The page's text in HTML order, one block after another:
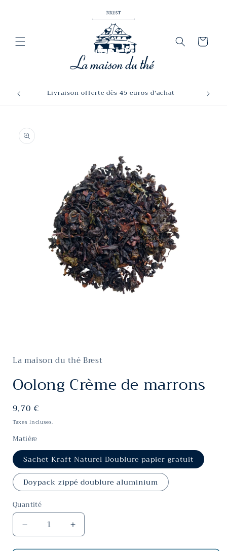
Panier
Livraison offerte dès 45 euros d'achat
informations
produits
1
fenêtre
modale
La maison du thé Brest
Oolong Crème de marrons
Prix
habituel
9,70 €
Taxes incluses.
Matière
Sachet Kraft Naturel Doublure papier gratuit
Doypack zippé doublure aluminium
Quantité
Réduire
la
Augmenter
la